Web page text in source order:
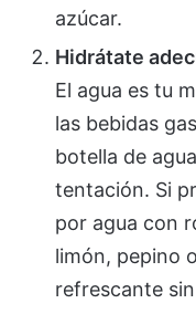
azúcar.
Hidrátate
El agua es tu
las bebidas
botella de
tentación. Si
por agua con
limón, pepino
refrescante